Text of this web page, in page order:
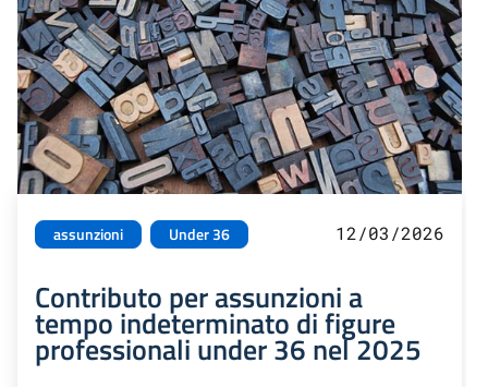
assunzioni Under 36 12/03/2026
Contributo per assunzioni a
tempo indeterminato di figure
professionali under 36 nel 2025